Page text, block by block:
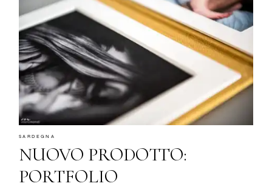
SARDEGNA
NUOVO PRODOTTO:
PORTFOLIO